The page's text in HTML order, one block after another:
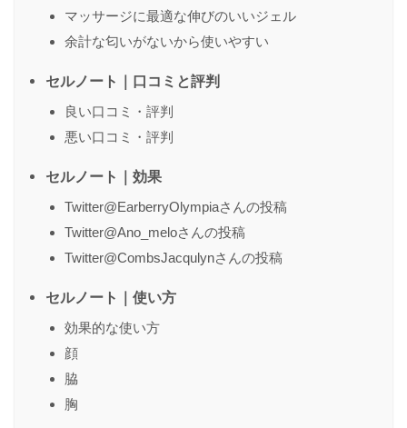
マッサージに最適な伸びのいいジェル
余計な匂いがないから使いやすい
セルノート｜口コミと評判
良い口コミ・評判
悪い口コミ・評判
セルノート｜効果
Twitter@EarberryOlympiaさんの投稿
Twitter@Ano_meloさんの投稿
Twitter@CombsJacqulynさんの投稿
セルノート｜使い方
効果的な使い方
顔
脇
胸